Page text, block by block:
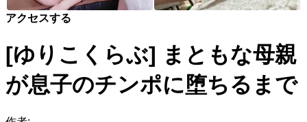
アクセスする
[ゆりこくらぶ] まともな母親
が息子のチンポに堕ちるまで